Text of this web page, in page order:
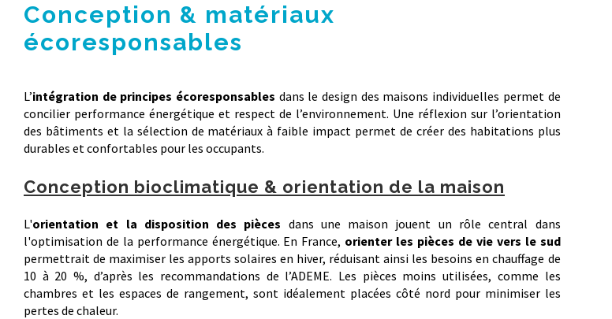
Conception & matériaux
écoresponsables
L’intégration de principes écoresponsables dans le design des maisons individuelles permet de
concilier performance énergétique et respect de l’environnement. Une réflexion sur l’orientation
des bâtiments et la sélection de matériaux à faible impact permet de créer des habitations plus
durables et confortables pour les occupants.
Conception bioclimatique & orientation de la maison
L'orientation et la disposition des pièces dans une maison jouent un rôle central dans
l'optimisation de la performance énergétique. En France, orienter les pièces de vie vers le sud
permettrait de maximiser les apports solaires en hiver, réduisant ainsi les besoins en chauffage de
10 à 20 %, d’après les recommandations de l’ADEME. Les pièces moins utilisées, comme les
chambres et les espaces de rangement, sont idéalement placées côté nord pour minimiser les
pertes de chaleur.